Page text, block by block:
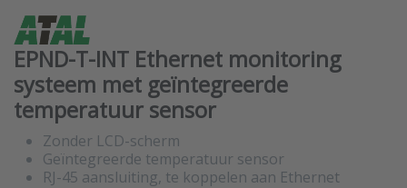
EPND-T-INT Ethernet monitoring
systeem met geïntegreerde
temperatuur sensor
Zonder LCD-scherm
Geïntegreerde temperatuur sensor
RJ-45 aansluiting, te koppelen aan Ethernet